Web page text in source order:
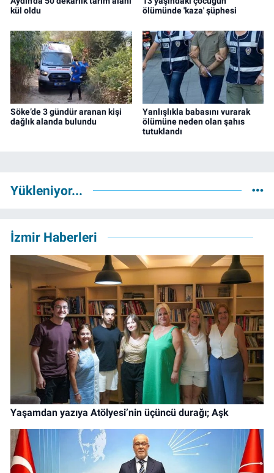
kül oldu
ölümünde 'kaza' şüphesi
Söke’de 3 gündür aranan kişi
dağlık alanda bulundu
Yanlışlıkla babasını vurarak
ölümüne neden olan şahıs
tutuklandı
Yükleniyor...
İzmir Haberleri
Yaşamdan yazıya Atölyesi’nin üçüncü durağı; Aşk